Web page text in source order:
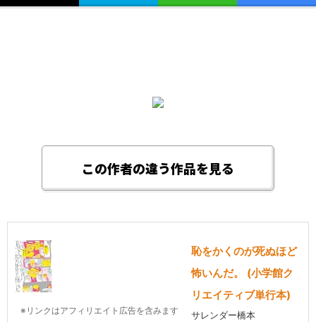
この作者の違う作品を見る
※リンクはアフィリエイト広告を含みます
恥をかくのが死ぬほど
怖いんだ。 (小学館ク
リエイティブ単行本)
サレンダー橋本